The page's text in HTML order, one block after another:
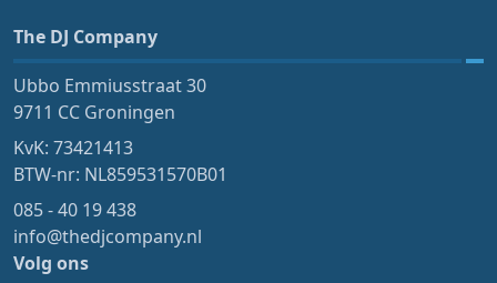
The DJ Company
Ubbo Emmiusstraat 30
9711 CC Groningen
KvK: 73421413
BTW-nr: NL859531570B01
085 - 40 19 438
info@thedjcompany.nl
Volg ons